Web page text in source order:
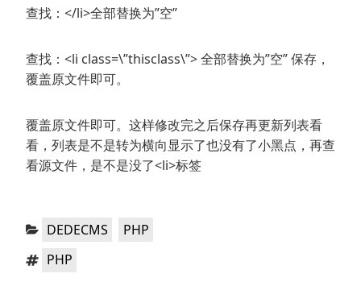
查找：</li>全部替换为”空”
查找：<li class=\”thisclass\”> 全部替换为”空” 保存，
覆盖原文件即可。
覆盖原文件即可。这样修改完之后保存再更新列表看
看，列表是不是转为横向显示了也没有了小黑点，再查
看源文件，是不是没了<li>标签
分
DEDECMS ，PHP
标 PHP